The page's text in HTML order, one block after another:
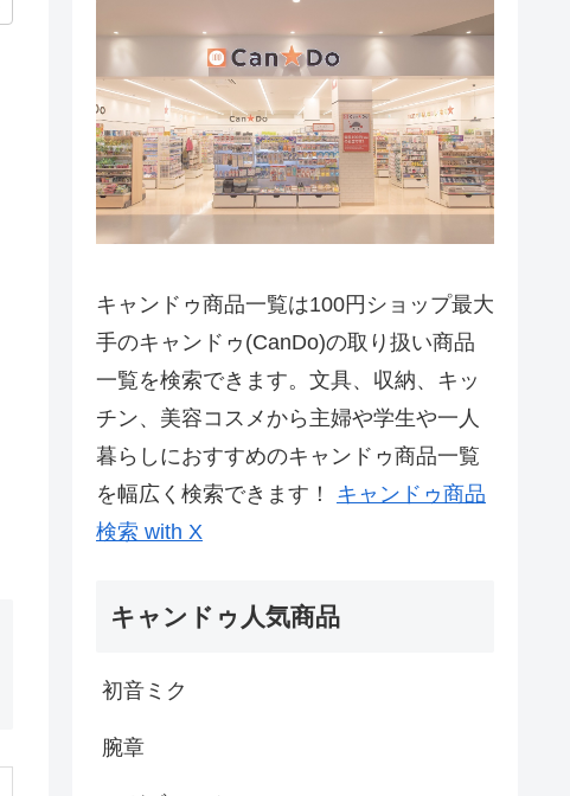
キャンドゥ商品一覧は100円ショップ最大
手のキャンドゥ(CanDo)の取り扱い商品
一覧を検索できます。文具、収納、キッ
チン、美容コスメから主婦や学生や一人
暮らしにおすすめのキャンドゥ商品一覧
を幅広く検索できます！ キャンドゥ商品
検索 with X
キャンドゥ人気商品
初音ミク
腕章